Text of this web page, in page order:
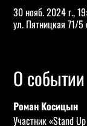
30 нояб. 2024 г.,
ул. Пятницкая 71/
О событии
Роман Косицын
Участник «Stand